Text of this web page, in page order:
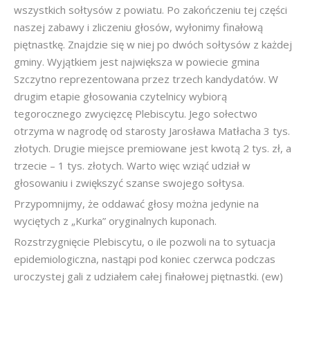
wszystkich sołtysów z powiatu. Po zakończeniu tej części
naszej zabawy i zliczeniu głosów, wyłonimy finałową
piętnastkę. Znajdzie się w niej po dwóch sołtysów z każdej
gminy. Wyjątkiem jest największa w powiecie gmina
Szczytno reprezentowana przez trzech kandydatów. W
drugim etapie głosowania czytelnicy wybiorą
tegorocznego zwycięzcę Plebiscytu. Jego sołectwo
otrzyma w nagrodę od starosty Jarosława Matłacha 3 tys.
złotych. Drugie miejsce premiowane jest kwotą 2 tys. zł, a
trzecie – 1 tys. złotych. Warto więc wziąć udział w
głosowaniu i zwiększyć szanse swojego sołtysa.
Przypomnijmy, że oddawać głosy można jedynie na
wyciętych z „Kurka” oryginalnych kuponach.
Rozstrzygnięcie Plebiscytu, o ile pozwoli na to sytuacja
epidemiologiczna, nastąpi pod koniec czerwca podczas
uroczystej gali z udziałem całej finałowej piętnastki. (ew)